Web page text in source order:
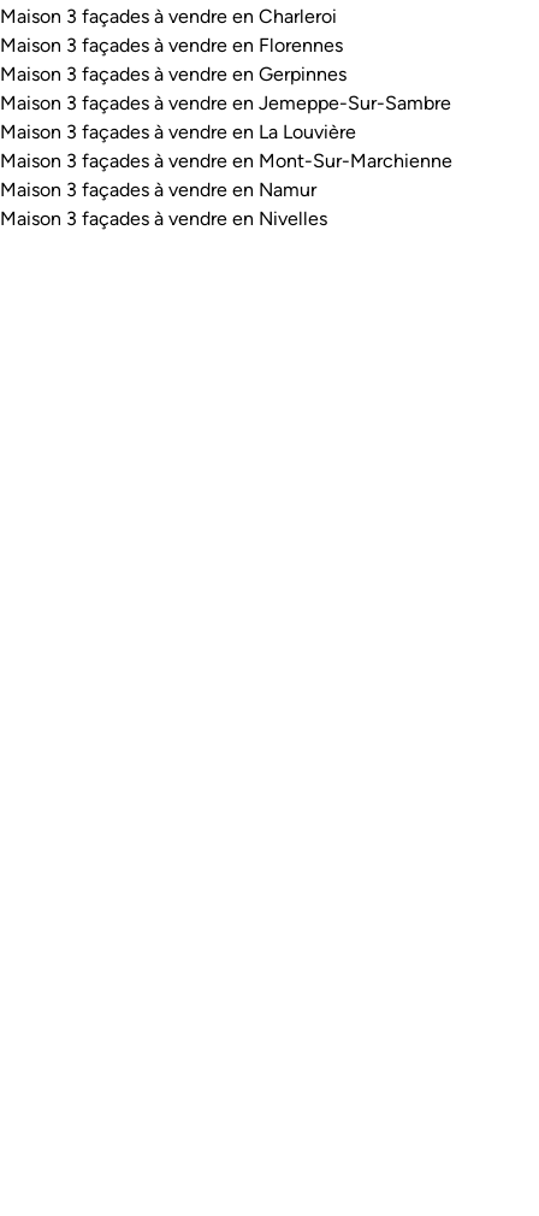
Maison 3 façades à vendre en Charleroi
Maison 3 façades à vendre en Florennes
Maison 3 façades à vendre en Gerpinnes
Maison 3 façades à vendre en Jemeppe-Sur-Sambre
Maison 3 façades à vendre en La Louvière
Maison 3 façades à vendre en Mont-Sur-Marchienne
Maison 3 façades à vendre en Namur
Maison 3 façades à vendre en Nivelles